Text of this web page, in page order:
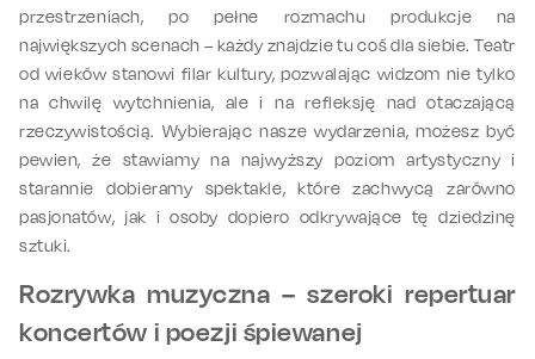
przestrzeniach, po pełne rozmachu produkcje na
największych scenach – każdy znajdzie tu coś dla siebie. Teatr
od wieków stanowi filar kultury, pozwalając widzom nie tylko
na chwilę wytchnienia, ale i na refleksję nad otaczającą
rzeczywistością. Wybierając nasze wydarzenia, możesz być
pewien, że stawiamy na najwyższy poziom artystyczny i
starannie dobieramy spektakle, które zachwycą zarówno
pasjonatów, jak i osoby dopiero odkrywające tę dziedzinę
sztuki.
Rozrywka muzyczna – szeroki repertuar
koncertów i poezji śpiewanej